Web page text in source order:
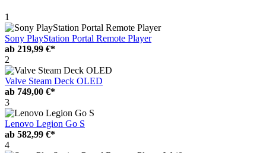
1
Sony PlayStation Portal Remote Player
ab 219,99 €*
2
Valve Steam Deck OLED
ab 749,00 €*
3
Lenovo Legion Go S
ab 582,99 €*
4